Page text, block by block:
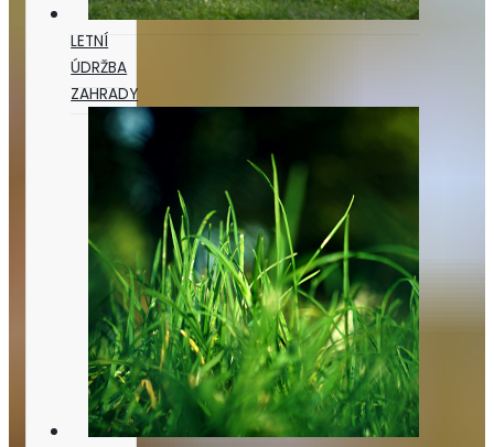
LETNÍ
ÚDRŽBA
ZAHRADY